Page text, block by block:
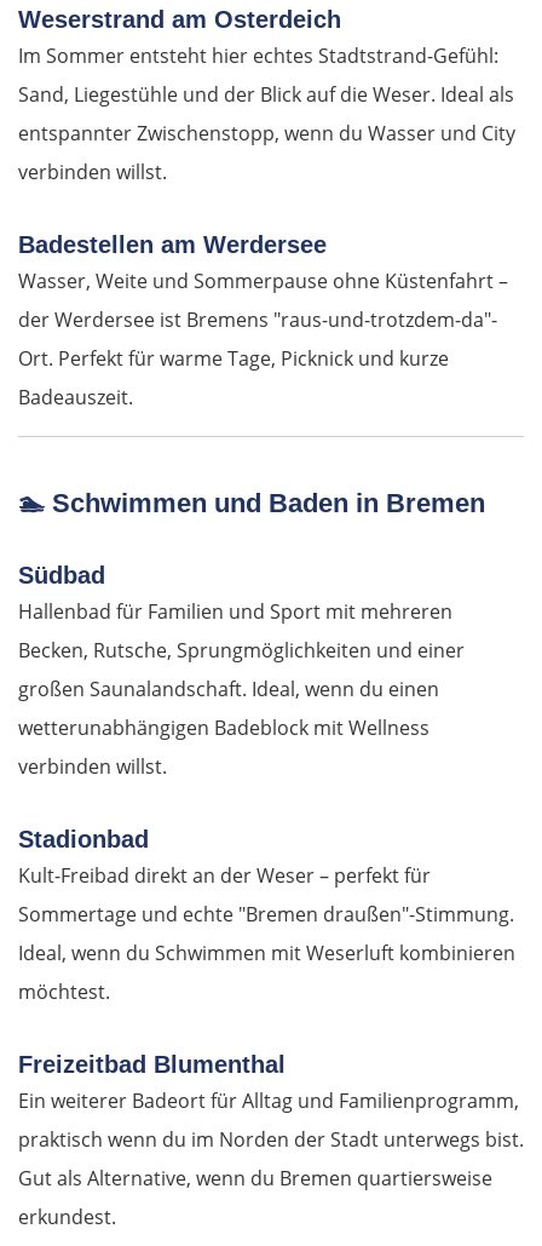
Weserstrand am Osterdeich
Im Sommer entsteht hier echtes Stadtstrand-Gefühl:
Sand, Liegestühle und der Blick auf die Weser. Ideal als
entspannter Zwischenstopp, wenn du Wasser und City
verbinden willst.
Badestellen am Werdersee
Wasser, Weite und Sommerpause ohne Küstenfahrt –
der Werdersee ist Bremens "raus-und-trotzdem-da"-
Ort. Perfekt für warme Tage, Picknick und kurze
Badeauszeit.
🏊 Schwimmen und Baden in Bremen
Südbad
Hallenbad für Familien und Sport mit mehreren
Becken, Rutsche, Sprungmöglichkeiten und einer
großen Saunalandschaft. Ideal, wenn du einen
wetterunabhängigen Badeblock mit Wellness
verbinden willst.
Stadionbad
Kult-Freibad direkt an der Weser – perfekt für
Sommertage und echte "Bremen draußen"-Stimmung.
Ideal, wenn du Schwimmen mit Weserluft kombinieren
möchtest.
Freizeitbad Blumenthal
Ein weiterer Badeort für Alltag und Familienprogramm,
praktisch wenn du im Norden der Stadt unterwegs bist.
Gut als Alternative, wenn du Bremen quartiersweise
erkundest.
Virovitica
Varaždin
Zagreb
Ljubljana
Italien
Padua
Ferrara
Bologna
Rimini
Pesaro
Termoli
Vieste
Foggia